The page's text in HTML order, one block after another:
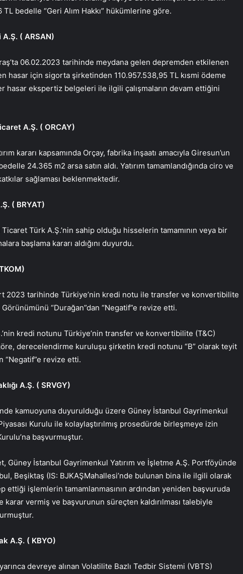
bedelle “Geri Alım Hakkı” hükümlerine göre.
( ARSAN)
06.02.2023 tarihinde meydana gelen depremden etkilenen
hasar için sigorta şirketinden 110.957.538,95 TL kısmi ödeme
hasar ekspertiz belgeleri ile ilgili çalışmaların devam ettiğini
A.Ş. ( ORCAY)
kararı kapsamında Orçay, fabrika inşaatı amacıyla Giresun’un
24.365 m2 arsa satın aldı. Yatırım tamamlandığında ciro ve
sağlaması beklenmektedir.
( BRYAT)
Türk A.Ş.’nin sahip olduğu hisselerin tamamının veya bir
başlama kararı aldığını duyurdu.
)
2023 tarihinde Türkiye’nin kredi notu ile transfer ve konvertibilite
“Durağan”dan “Negatif”e revize etti.
kredi notunu Türkiye’nin transfer ve konvertibilite (T&C)
derecelendirme kuruluşu şirketin kredi notunu “B” olarak teyit
“Negatif”e revize etti.
A.Ş. ( SRVGY)
kamuoyuna duyurulduğu üzere Güney İstanbul Gayrimenkul
Kurulu ile kolaylaştırılmış prosedürde birleşmeye izin
başvurmuştur.
Güney İstanbul Gayrimenkul Yatırım ve İşletme A.Ş. Portföyünde
Beşiktaş (IS: BJKAŞMahallesi’nde bulunan bina ile ilgili olarak
ettiği işlemlerin tamamlanmasının ardından yeniden başvuruda
vermiş ve başvurunun süreçten kaldırılması talebiyle
A.Ş. ( KBYO)
devreye alınan Volatilite Bazlı Tedbir Sistemi (VBTS)